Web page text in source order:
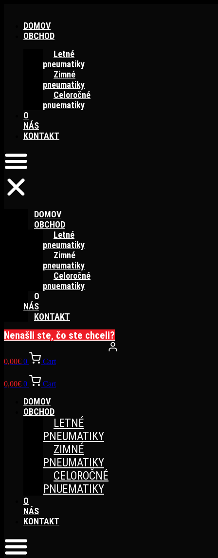
DOMOV
OBCHOD
Letné
pneumatiky
Zimné
pneumatiky
Celoročné
pnuematiky
O
NÁS
KONTAKT
DOMOV
OBCHOD
Letné
pneumatiky
Zimné
pneumatiky
Celoročné
pnuematiky
O
NÁS
KONTAKT
Nenašli ste, čo ste chceli?
0,00€ 0 Cart
0,00€ 0 Cart
DOMOV
OBCHOD
LETNÉ
PNEUMATIKY
ZIMNÉ
PNEUMATIKY
CELOROČNÉ
PNUEMATIKY
O
NÁS
KONTAKT